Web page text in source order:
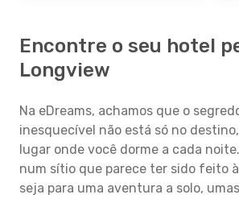
Encontre o seu hotel
Longview
Na eDreams, achamos que o
inesquecível não está só no
lugar onde você dorme a cada
num sítio que parece ter sido feito
seja para uma aventura a solo,